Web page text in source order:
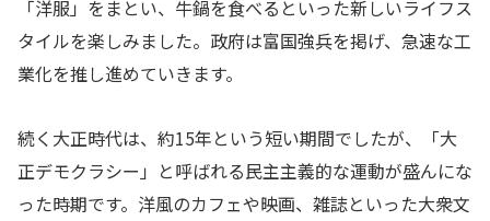
「洋服」をまとい、牛鍋を食べるといった新しいライフス
タイルを楽しみました。政府は富国強兵を掲げ、急速な工
業化を推し進めていきます。
続く大正時代は、約15年という短い期間でしたが、「大
正デモクラシー」と呼ばれる民主主義的な運動が盛んにな
った時期です。洋風のカフェや映画、雑誌といった大衆文